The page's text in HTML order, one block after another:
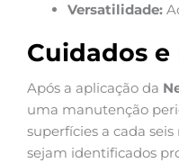
Versatilidade:
Cuidados
Após a aplicação da
uma manutenção
superfícies a cada
sejam identificados